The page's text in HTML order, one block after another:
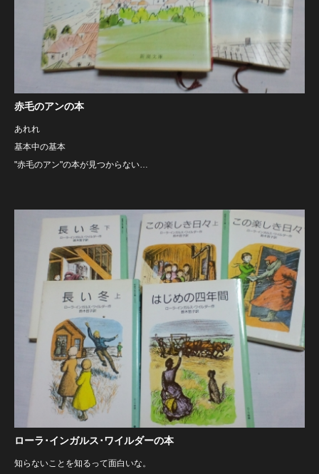
赤毛のアンの本
あれれ
基本中の基本
"赤毛のアン"の本が見つからない…
ローラ･インガルス･ワイルダーの本
知らないことを知るって面白いな。